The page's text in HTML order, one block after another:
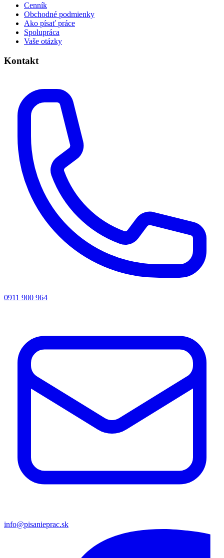
Cenník
Obchodné podmienky
Ako písať práce
Spolupráca
Vaše otázky
Kontakt
0911 900 964
info@pisanieprac.sk